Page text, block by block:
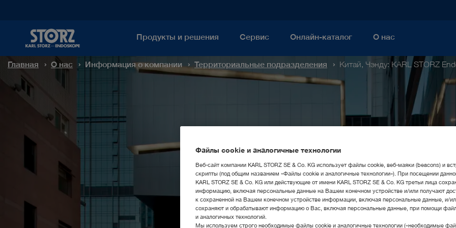
Продукты и решения Сервис Онлайн-каталог О нас
Главная О нас Информация о компании Территориальные подразделения Китай, Чэнду: KARL STORZ
Файлы cookie и аналогичные технологии
Веб-сайт компании KARL STORZ SE & Co. KG использует файлы cookie, веб-маяки (beacons) и
скрипты (под общим названием «Файлы cookie и аналогичные технологии»). При посещении
KARL STORZ SE & Co. KG или действующие от имени KARL STORZ SE & Co. KG третьи лица
информацию, включая персональные данные на Вашем конечном устройстве и/или получают
к сохраненной на Вашем конечном устройстве информации, включая персональные данные, и/
сохраняют и обрабатывают информацию о Вас, включая персональные данные, при помощи
и аналогичных технологий.
Мы используем строго необходимые файлы cookie и аналогичные технологии («необходимые